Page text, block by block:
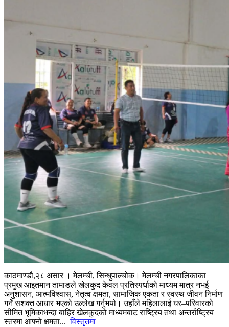
काठमाण्डौ,२८ असार । मेलम्ची, सिन्धुपाल्चोक। मेलम्ची नगरपालिकाका
प्रमुख आइतमान तामाङले खेलकुद केवल प्रतिस्पर्धाको माध्यम मात्र नभई
अनुशासन, आत्मविश्वास, नेतृत्व क्षमता, सामाजिक एकता र स्वस्थ जीवन निर्माण
गर्ने सशक्त आधार भएको उल्लेख गर्नुभयो। उहाँले महिलालाई घर–परिवारको
सीमित भूमिकाभन्दा बाहिर खेलकुदको माध्यमबाट राष्ट्रिय तथा अन्तर्राष्ट्रिय
स्तरमा आफ्नो क्षमता... विस्तृतमा